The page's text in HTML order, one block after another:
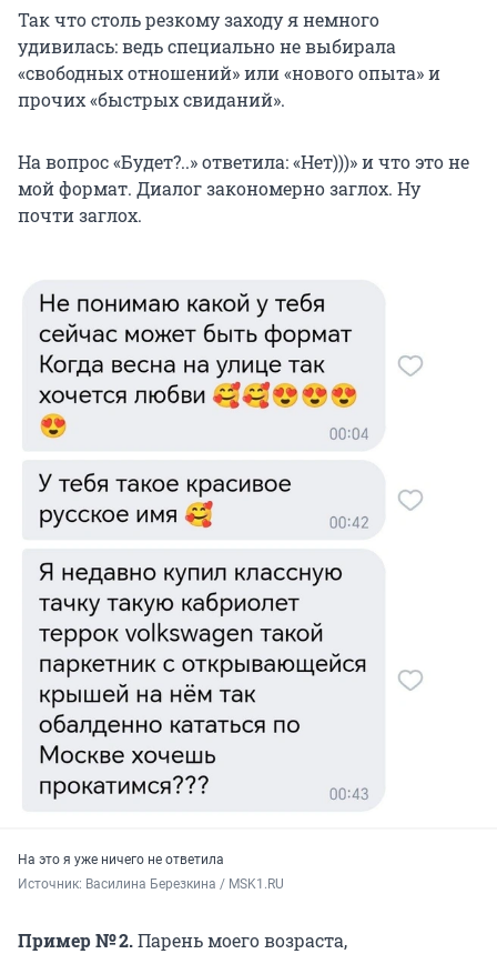
Так что столь резкому заходу я немного
удивилась: ведь специально не выбирала
«свободных отношений» или «нового опыта» и
прочих «быстрых свиданий».
На вопрос «Будет?..» ответила: «Нет)))» и что это не
мой формат. Диалог закономерно заглох. Ну
почти заглох.
На это я уже ничего не ответила
Источник: Василина Березкина / MSK1.RU
Пример № 2.Парень моего возраста,